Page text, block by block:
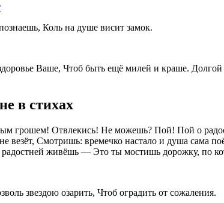
Коль на душе висит замок.
Ваше, Чтоб быть ещё милей и краше.
в стихах
грошем! Отвлекись! Не можешь? Пой! Пой о
везёт, Смотришь: времечко настало и душа сама
радостней живёшь — Это ты мостишь дорожку, по
звездою озарить, Чтоб оградить от сожаления.